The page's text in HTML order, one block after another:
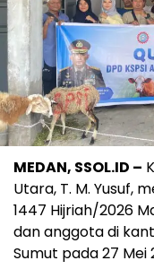
MEDAN, SSOL.ID –
Utara, T. M. Yusuf,
1447 Hijriah/2026
dan anggota di
Sumut pada 27 Mei